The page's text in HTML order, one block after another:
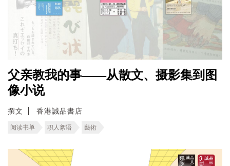
父亲教我的事——从散文、摄影集到图
像小说
撰文 香港誠品書店
阅读书单 职人絮语 藝術